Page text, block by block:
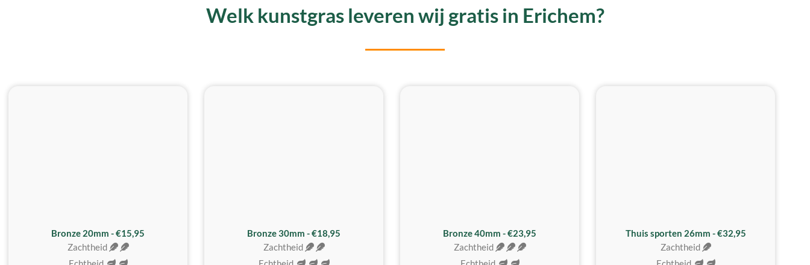
Welk kunstgras leveren wij gratis in Erichem?
Bronze 20mm - €15,95
Zachtheid
Bronze 30mm - €18,95
Zachtheid
Bronze 40mm - €23,95
Zachtheid
Thuis sporten 26mm - €32,95
Zachtheid